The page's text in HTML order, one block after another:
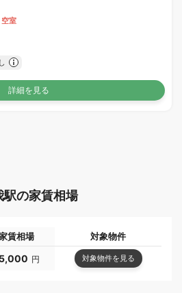
空室
詳細を見る
駅の家賃相場
賃相場
対象物件
円 対象物件を見る